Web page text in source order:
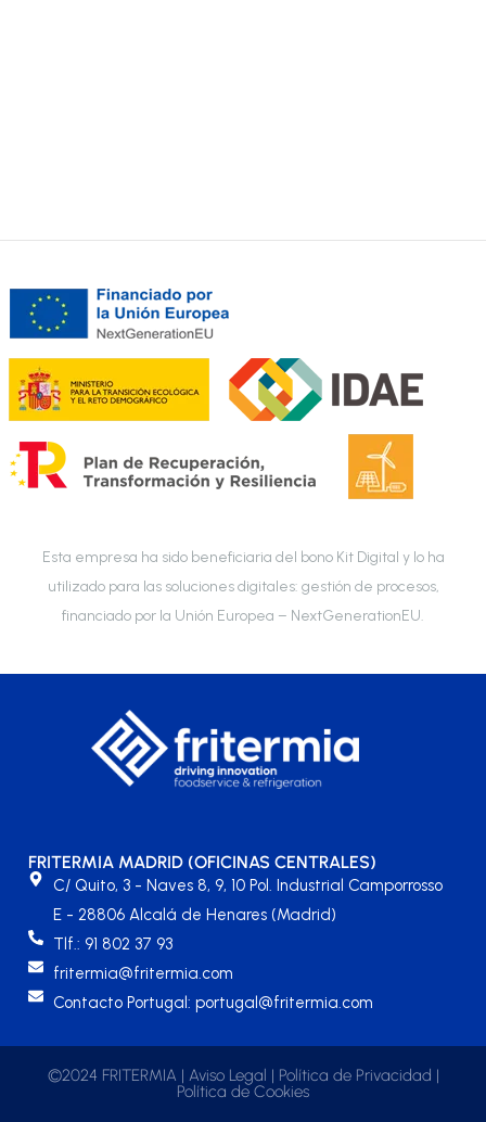
Esta empresa ha sido beneficiaria del bono Kit Digital y lo ha
utilizado para las soluciones digitales: gestión de procesos,
financiado por la Unión Europea – NextGenerationEU.
FRITERMIA MADRID (OFICINAS CENTRALES)
C/ Quito, 3 - Naves 8, 9, 10 Pol. Industrial Camporrosso
E - 28806 Alcalá de Henares (Madrid)
Tlf.: 91 802 37 93
fritermia@fritermia.com
Contacto Portugal: portugal@fritermia.com
©2024 FRITERMIA | Aviso Legal | Política de Privacidad |
Política de Cookies